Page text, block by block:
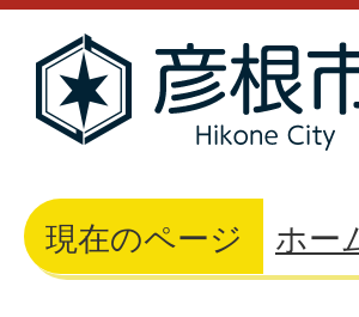
現在のページ ホー